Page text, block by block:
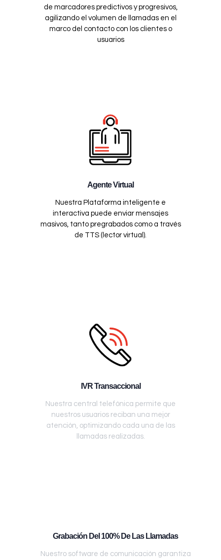
de marcadores predictivos y progresivos,
agilizando el volumen de llamadas en el
marco del contacto con los clientes o
usuarios
Agente Virtual
Nuestra Plataforma inteligente e
interactiva puede enviar mensajes
masivos, tanto pregrabados como a través
de TTS (lector virtual).
IVR Transaccional
Nuestra central telefónica permite que
nuestros usuarios reciban una mejor
atención, optimizando cada una de las
llamadas realizadas.
Grabación Del 100% De Las Llamadas
Nuestro software de comunicación garantiza